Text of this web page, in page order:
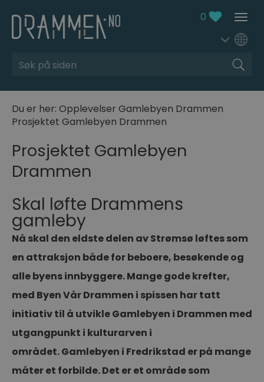
0
Søk
Du er her: Opplevelser Gamlebyen Drammen
Prosjektet Gamlebyen Drammen
Prosjektet Gamlebyen
Drammen
Skal løfte Drammens
gamleby
Nå skal den eldste delen av Strømsø løftes som
en attraksjon både for beboere, besøkende og
alle byens innbyggere. Mange gode krefter,
med Byen Vår Drammen i spissen har tatt
initiativ til å utvikle Gamlebyen i Drammen med
utgangpunkt i kulturarven i
området. Gamlebyen i Fredrikstad er på mange
måter et forbilde. Det er et område som